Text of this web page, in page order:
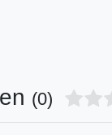
(0)